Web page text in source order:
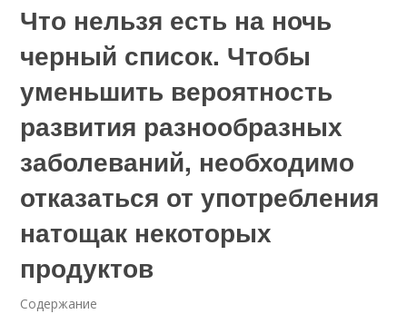
Что нельзя есть на ночь
черный список. Чтобы
уменьшить вероятность
развития разнообразных
заболеваний, необходимо
отказаться от употребления
натощак некоторых
продуктов
Содержание